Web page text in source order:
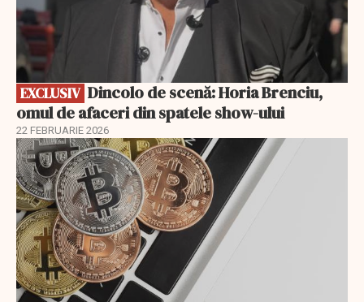
EXCLUSIV
omul de afaceri din spatele show-ului
22 FEBRUARIE 2026